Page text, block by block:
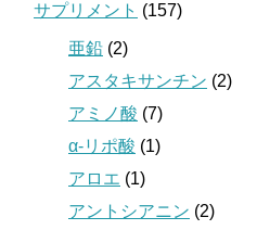
サプリメント (157)
亜鉛 (2)
アスタキサンチン (2)
アミノ酸 (7)
α-リポ酸 (1)
アロエ (1)
アントシアニン (2)